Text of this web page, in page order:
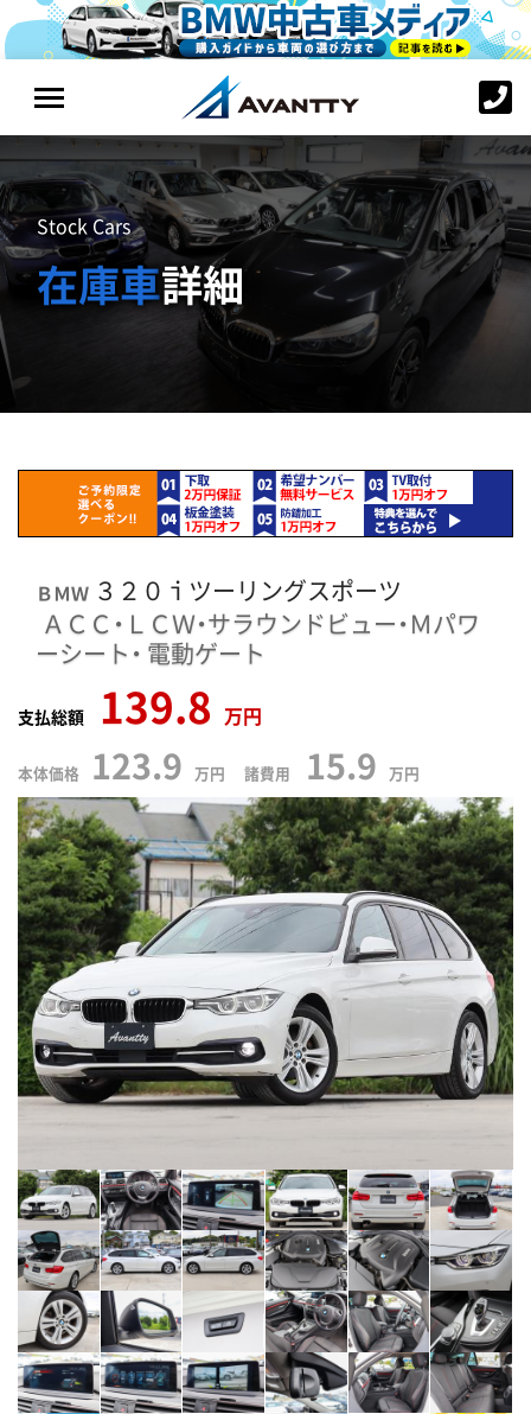
Stock Cars
在庫車詳細
ＢＭＷ ３２０ｉツーリングスポーツ
ＡＣＣ・ＬＣＷ・サラウンドビュー・Ｍパワ
ーシート・ 電動ゲート
支払総額 139.8 万円
本体価格 123.9 万円 諸費用 15.9 万円